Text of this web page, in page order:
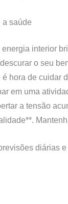
a saúde
interior
o seu
hora de cuidar
em uma
a tensão
diárias